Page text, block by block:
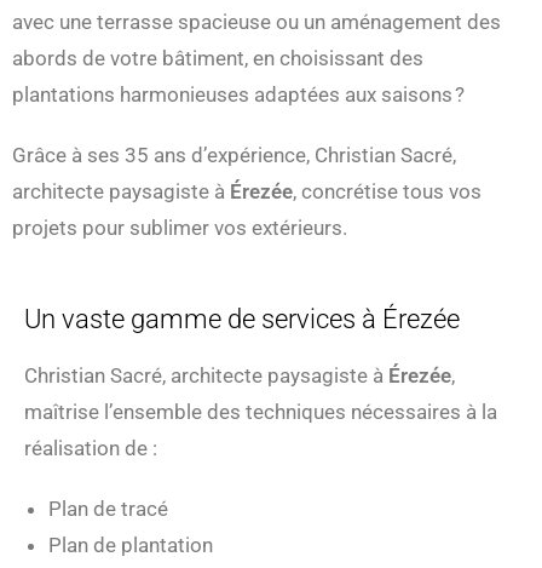
avec une terrasse spacieuse ou un aménagement des
abords de votre bâtiment, en choisissant des
plantations harmonieuses adaptées aux saisons ?
Grâce à ses 35 ans d’expérience, Christian Sacré,
architecte paysagiste à Érezée, concrétise tous vos
projets pour sublimer vos extérieurs.
Un vaste gamme de services à Érezée
Christian Sacré, architecte paysagiste à Érezée,
maîtrise l’ensemble des techniques nécessaires à la
réalisation de :
Plan de tracé
Plan de plantation